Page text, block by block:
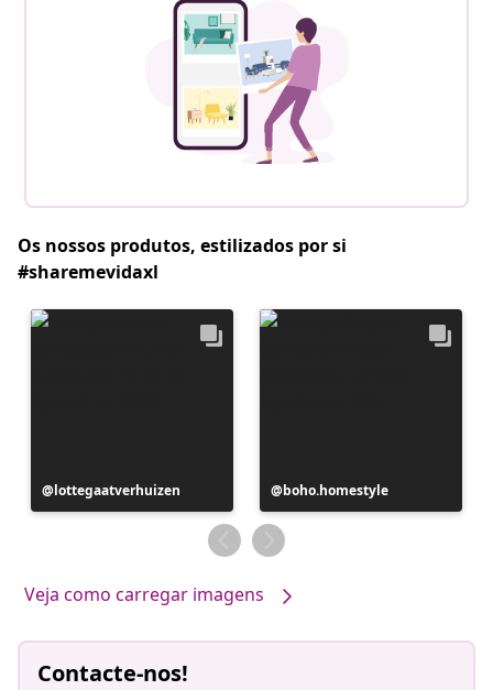
Os nossos produtos, estilizados por si
#sharemevidaxl
Postagem
publicada
lottegaatverhuizen
Postagem
publicada
por
boho.homestyle
Veja como carregar imagens
Contacte-nos!